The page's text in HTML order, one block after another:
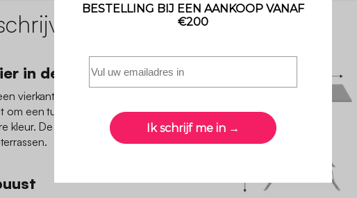
in de tuin
vierkante tafel en twee
om een tuin of balkon op te
kleur. De klassieke stijl doet